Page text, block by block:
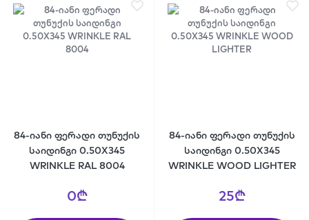
84-იანი ფერადი თუნუქის
საიდინგი 0.50X345
WRINKLE RAL 8004
0₾
84-იანი ფერადი თუნუქის
საიდინგი 0.50X345
WRINKLE WOOD LIGHTER
25₾